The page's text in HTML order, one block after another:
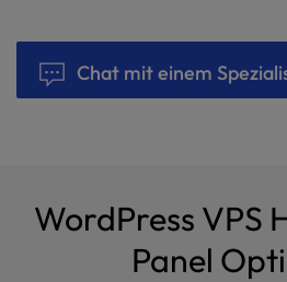
Chat mit einem
WordPress VPS
Panel